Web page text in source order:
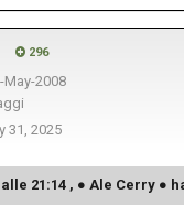
296
2008
31, 2025
21:14 , ● Ale Cerry ●